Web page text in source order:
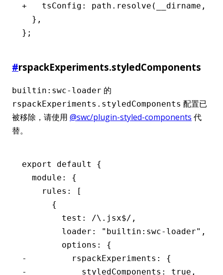
+   tsConfig: path.resolve(__dirname,
  },
};
#rspackExperiments.styledComponents
builtin:swc-loader 的
rspackExperiments.styledComponents 配置已
被移除，请使用 @swc/plugin-styled-components 代
替。
export default {
  module: {
    rules: [
      {
        test: /\.jsx$/,
        loader: "builtin:swc-loader",
        options: {
-         rspackExperiments: {
-           styledComponents: true,